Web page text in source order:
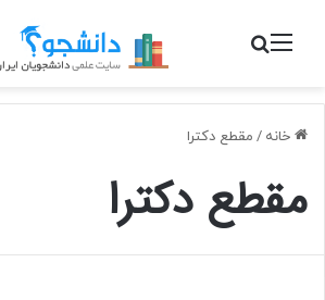
منو جستجو برای
خانه / مقطع دکترا
مقطع دکترا